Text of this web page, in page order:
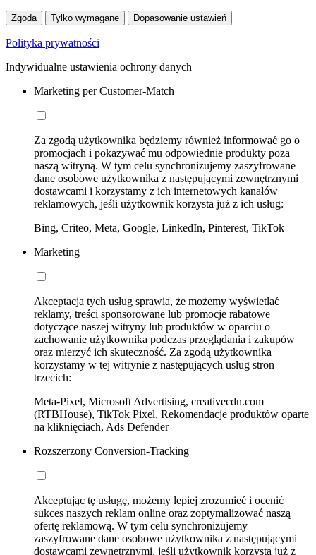
Zgoda Tylko wymagane Dopasowanie ustawień
Polityka prywatności
Indywidualne ustawienia ochrony danych
Marketing per Customer-Match
Za zgodą użytkownika będziemy również informować go o
promocjach i pokazywać mu odpowiednie produkty poza
naszą witryną. W tym celu synchronizujemy zaszyfrowane
dane osobowe użytkownika z następującymi zewnętrznymi
dostawcami i korzystamy z ich internetowych kanałów
reklamowych, jeśli użytkownik korzysta już z ich usług:
Bing, Criteo, Meta, Google, LinkedIn, Pinterest, TikTok
Marketing
Akceptacja tych usług sprawia, że możemy wyświetlać
reklamy, treści sponsorowane lub promocje rabatowe
dotyczące naszej witryny lub produktów w oparciu o
zachowanie użytkownika podczas przeglądania i zakupów
oraz mierzyć ich skuteczność. Za zgodą użytkownika
korzystamy w tej witrynie z następujących usług stron
trzecich:
Meta-Pixel, Microsoft Advertising, creativecdn.com
(RTBHouse), TikTok Pixel, Rekomendacje produktów oparte
na kliknięciach, Ads Defender
Rozszerzony Conversion-Tracking
Akceptując tę usługę, możemy lepiej zrozumieć i ocenić
sukces naszych reklam online oraz zoptymalizować naszą
ofertę reklamową. W tym celu synchronizujemy
zaszyfrowane dane osobowe użytkownika z następującymi
dostawcami zewnętrznymi, jeśli użytkownik korzysta już z